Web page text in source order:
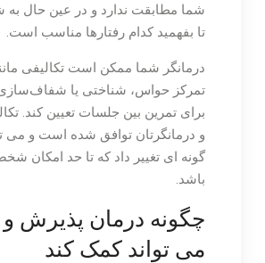
شما مطابقت ندارد و در عین حال به
تا بفهمید کدام رفتارها مناسب است.
درمانگر شما ممکن است تکالیفی
تمرکز حواس، شناختی یا
برای تمرین بین جلسات تعیین کند.
و درمانگرتان توافق شده است و می
گونه ای تغییر داد که تا حد امکان
باشد.
چگونه درمان پذیرش و
می تواند کمک کند